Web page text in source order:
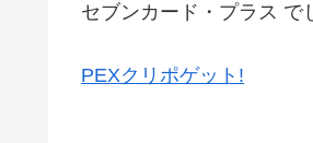
セブンカード・プラス で
PEXクリポゲット!